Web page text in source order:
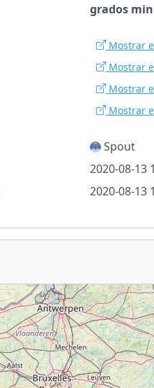
grados
Mostrar
Mostrar
Mostrar
Mostrar
Spout
2020-08-13
2020-08-13